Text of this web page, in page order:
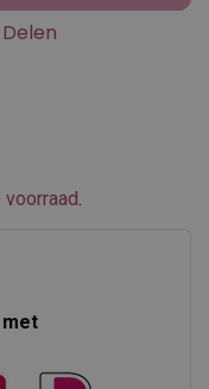
Delen
voorraad